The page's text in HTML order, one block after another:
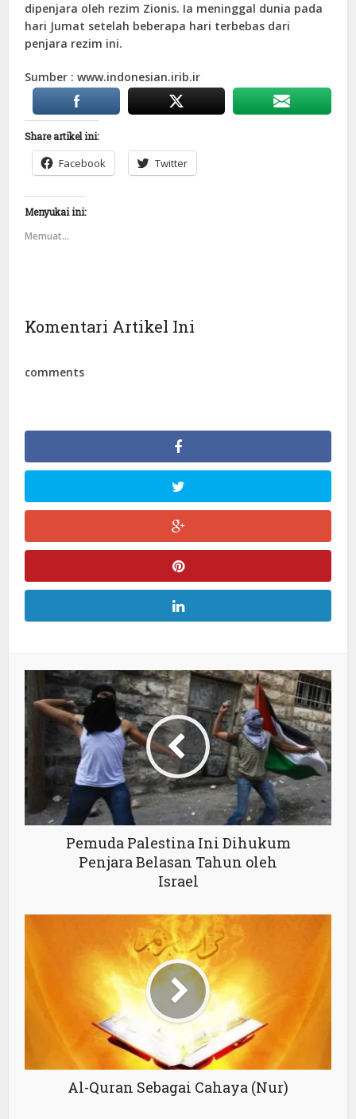
dipenjara oleh rezim Zionis. Ia meninggal dunia pada
hari Jumat setelah beberapa hari terbebas dari
penjara rezim ini.
Sumber : www.indonesian.irib.ir
Share artikel ini:
Facebook Twitter
Menyukai ini:
Memuat...
Komentari Artikel Ini
comments
Pemuda Palestina Ini Dihukum
Penjara Belasan Tahun oleh
Israel
Al-Quran Sebagai Cahaya (Nur)